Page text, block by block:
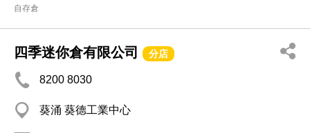
自存倉
四季迷你倉有限公司 分店
8200 8030
葵涌 葵德工業中心